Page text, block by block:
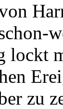
lockt
zu